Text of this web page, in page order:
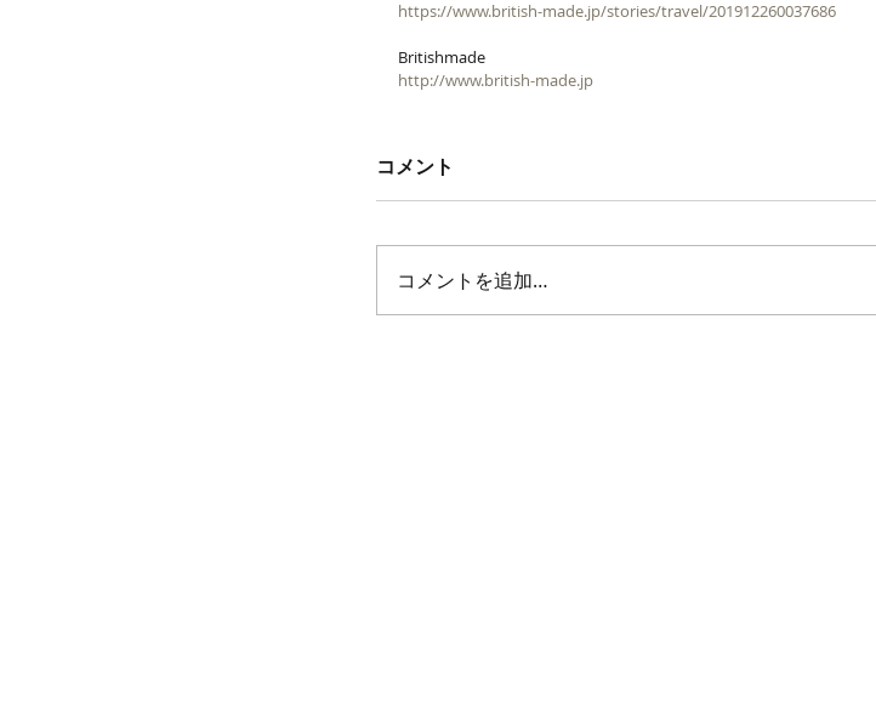
https://www.british-made.jp/stories/travel/201912260037686
Britishmade
http://www.british-made.jp
コメント
コメントを追加…